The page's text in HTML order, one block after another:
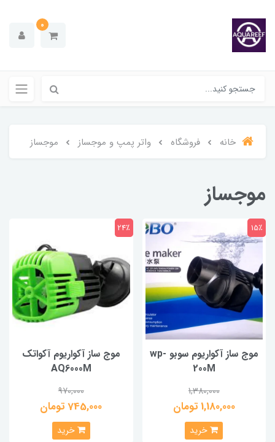
0
خانه فروشگاه واتر پمپ و موجساز موجساز
موجساز
موج ساز آکواریوم سوبو wp-
200M
1,380,000
1,180,000 تومان
15٪
خرید
موج ساز آکواریوم آکواتک
AQ6000M
970,000
745,000 تومان
24٪
خرید